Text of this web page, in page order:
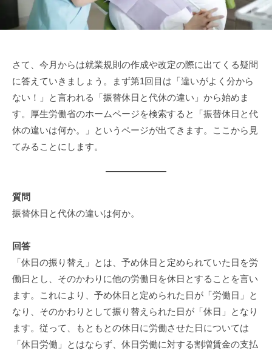
さて、今月からは就業規則の作成や改定の際に出てくる疑問
に答えていきましょう。まず第1回目は「違いがよく分から
ない！」と言われる「振替休日と代休の違い」から始めま
す。厚生労働省のホームページを検索すると「振替休日と代
休の違いは何か。」というページが出てきます。ここから見
てみることにします。
質問
振替休日と代休の違いは何か。
回答
「休日の振り替え」とは、予め休日と定められていた日を労
働日とし、そのかわりに他の労働日を休日とすることを言い
ます。これにより、予め休日と定められた日が「労働日」と
なり、そのかわりとして振り替えられた日が「休日」となり
ます。従って、もともとの休日に労働させた日については
「休日労働」とはならず、休日労働に対する割増賃金の支払